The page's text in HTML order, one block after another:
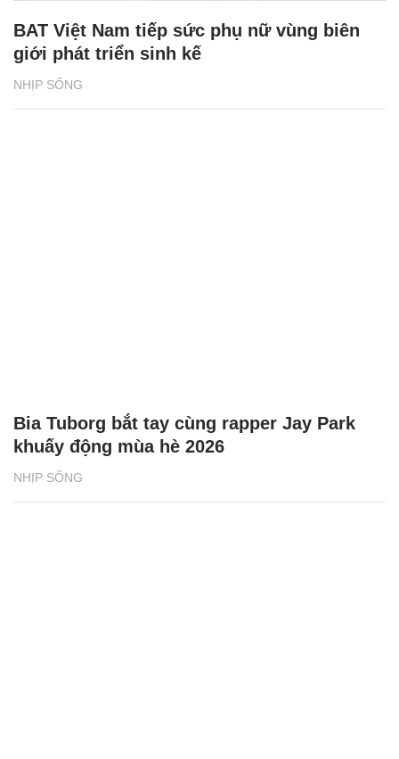
NHỊP SỐNG
BAT Việt Nam tiếp sức phụ nữ vùng biên
giới phát triển sinh kế
NHỊP SỐNG
Bia Tuborg bắt tay cùng rapper Jay Park
khuấy động mùa hè 2026